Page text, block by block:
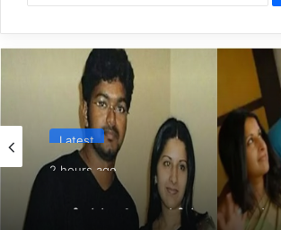
Latest
2 hours ago
*ವಿಚ್ಛೇದನ ಅರ್ಜಿ ಹಿಂಪಡೆದ ಸಿಎಂ ವಿಜಯ್